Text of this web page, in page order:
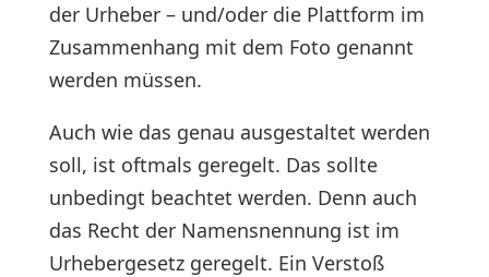
der Urheber – und/oder die Plattform im
Zusammenhang mit dem Foto genannt
werden müssen.
Auch wie das genau ausgestaltet werden
soll, ist oftmals geregelt. Das sollte
unbedingt beachtet werden. Denn auch
das Recht der Namensnennung ist im
Urhebergesetz geregelt. Ein Verstoß